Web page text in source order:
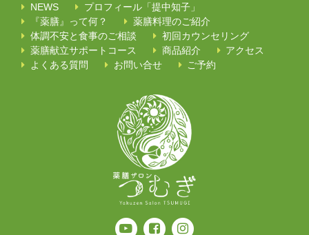
NEWS
プロフィール「提中知子」
『薬膳』って何？
薬膳料理のご紹介
体調不安と食事のご相談
初回カウンセリング
薬膳献立サポートコース
商品紹介
アクセス
よくある質問
お問い合せ ご予約